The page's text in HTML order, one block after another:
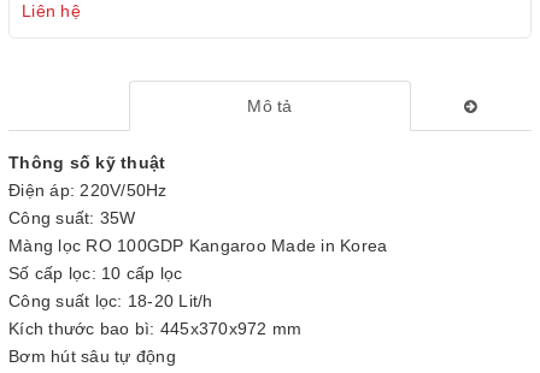
Liên hệ
Mô tả
Thông số kỹ thuật
Điện áp: 220V/50Hz
Công suất: 35W
Màng lọc RO 100GDP Kangaroo Made in Korea
Số cấp lọc: 10 cấp lọc
Công suất lọc: 18-20 Lit/h
Kích thước bao bì: 445x370x972 mm
Bơm hút sâu tự động